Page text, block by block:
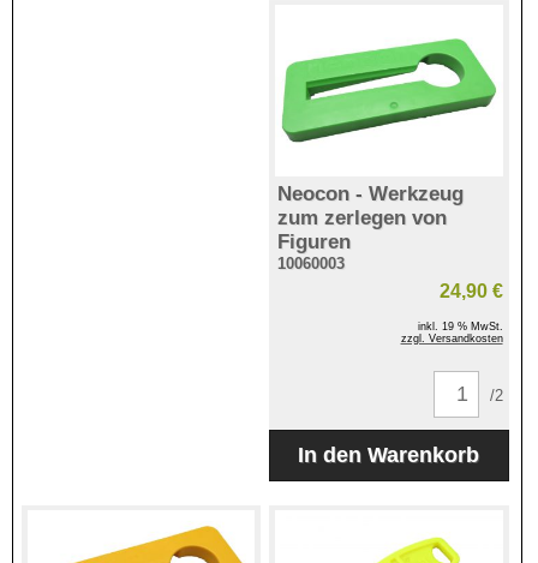
Neocon - Werkzeug
zum zerlegen von
Figuren
10060003
24,90 €
inkl. 19 % MwSt.
zzgl. Versandkosten
/2